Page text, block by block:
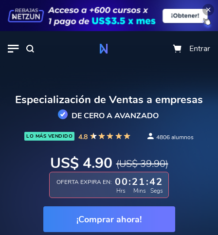
Entrar
Especialización de Ventas a empresas
DE CERO A AVANZADO
LO MÁS VENDIDO 4.8 4806 alumnos
US$ 4.90 (US$ 39.90)
OFERTA EXPIRA EN: 00
Hrs
:21
Mins
:41
Segs
¡Comprar ahora!